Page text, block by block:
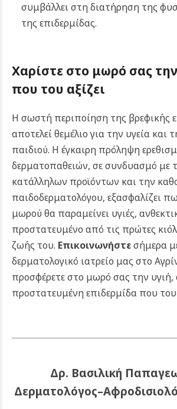
συμβάλλει στη διατήρηση της
της επιδερμίδας.
Χαρίστε στο μωρό σας
που του αξίζει
Η σωστή περιποίηση της βρεφικής
αποτελεί θεμέλιο για την υγεία και
παιδιού. Η έγκαιρη πρόληψη
δερματοπαθειών, σε συνδυασμό με
κατάλληλων προϊόντων και την
παιδοδερματολόγου, εξασφαλίζει
μωρού θα παραμείνει υγιές,
προστατευμένο από τις πρώτες
ζωής του. Επικοινωνήστεσήμερα
δερματολογικό ιατρείο μας στο
προσφέρετε στο μωρό σας την
προστατευμένη επιδερμίδα που του
Δρ. Βασιλική